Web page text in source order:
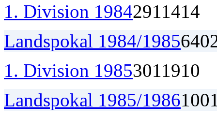
1. Division 19842911414
Landspokal 1984/1985640
1. Division 19853011910
Landspokal 1985/1986100